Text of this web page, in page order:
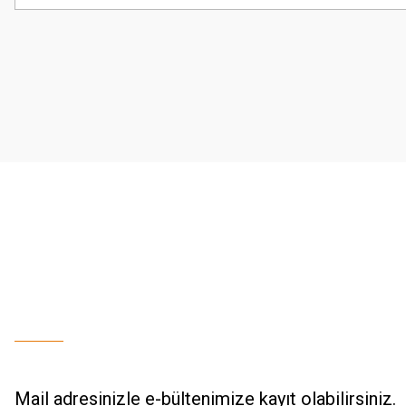
Görüş ve önerileriniz için teşekkür ederiz.
Mail adresinizle e-bültenimize kayıt olabilirsiniz.